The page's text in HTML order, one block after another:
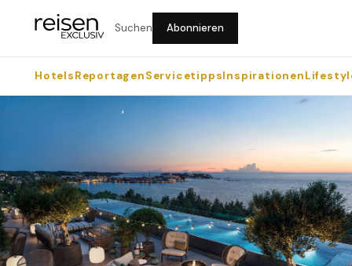
Suchen Abonnieren
HotelsReportagenServicetippsInspirationen